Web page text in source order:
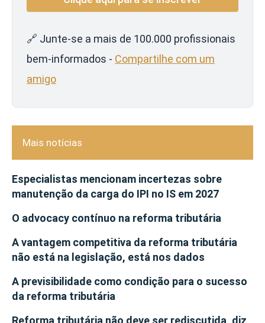
🔗 Junte-se a mais de 100.000 profissionais
bem-informados - Compartilhe com um
amigo
Mais notícias
Especialistas mencionam incertezas sobre
manutenção da carga do IPI no IS em 2027
O advocacy contínuo na reforma tributária
A vantagem competitiva da reforma tributária
não está na legislação, está nos dados
A previsibilidade como condição para o sucesso
da reforma tributária
Reforma tributária não deve ser rediscutida, diz